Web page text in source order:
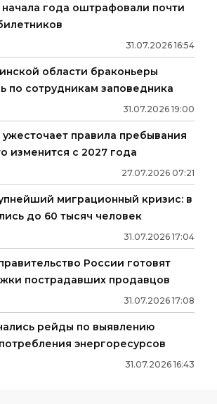
года оштрафовали почти
31.07.2026 16:54
области браконьеры
по сотрудникам заповедника
31.07.2026 19:00
правила пребывания
изменится с 2027 года
27.07.2026 07:21
миграционный кризис: в
до 60 тысяч человек
31.07.2026 17:04
России готовят
пострадавших продавцов
31.07.2026 17:08
рейды по выявлению
энергоресурсов
31.07.2026 16:43